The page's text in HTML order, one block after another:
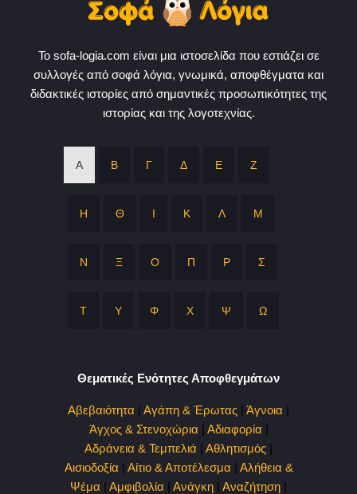
Το sofa-logia.com είναι μια ιστοσελίδα που εστιάζει σε
συλλογές από σοφά λόγια, γνωμικά, αποφθέγματα και
διδακτικές ιστορίες από σημαντικές προσωπικότητες της
ιστορίας και της λογοτεχνίας.
Α Β Γ Δ Ε Ζ
Η Θ Ι Κ Λ Μ
Ν Ξ Ο Π Ρ Σ
Τ Υ Φ Χ Ψ Ω
Θεματικές Ενότητες Αποφθεγμάτων
Αβεβαιότητα | Αγάπη & Έρωτας | Άγνοια |
Άγχος & Στενοχώρια | Αδιαφορία |
Αδράνεια & Τεμπελιά | Αθλητισμός |
Αισιοδοξία | Αίτιο & Αποτέλεσμα | Αλήθεια &
Ψέμα | Αμφιβολία | Ανάγκη | Αναζήτηση |